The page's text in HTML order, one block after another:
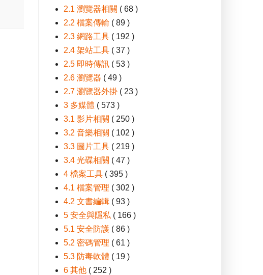
2.1 瀏覽器相關 ( 68 )
2.2 檔案傳輸 ( 89 )
2.3 網路工具 ( 192 )
2.4 架站工具 ( 37 )
2.5 即時傳訊 ( 53 )
2.6 瀏覽器 ( 49 )
2.7 瀏覽器外掛 ( 23 )
3 多媒體 ( 573 )
3.1 影片相關 ( 250 )
3.2 音樂相關 ( 102 )
3.3 圖片工具 ( 219 )
3.4 光碟相關 ( 47 )
4 檔案工具 ( 395 )
4.1 檔案管理 ( 302 )
4.2 文書編輯 ( 93 )
5 安全與隱私 ( 166 )
5.1 安全防護 ( 86 )
5.2 密碼管理 ( 61 )
5.3 防毒軟體 ( 19 )
6 其他 ( 252 )